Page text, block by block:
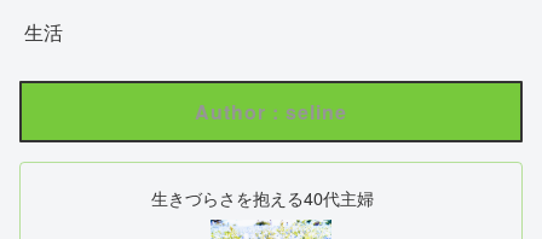
生活
Author : seline
生きづらさを抱える40代主婦